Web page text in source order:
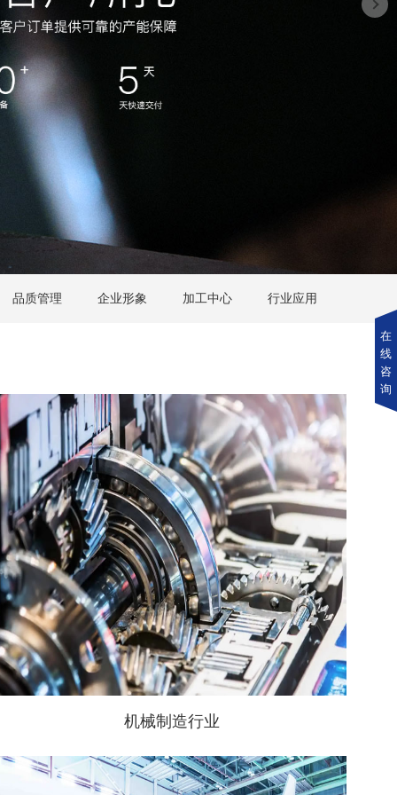
品质管理 企业形象 加工中心 行业应用
机械制造行业
在
线
咨
询